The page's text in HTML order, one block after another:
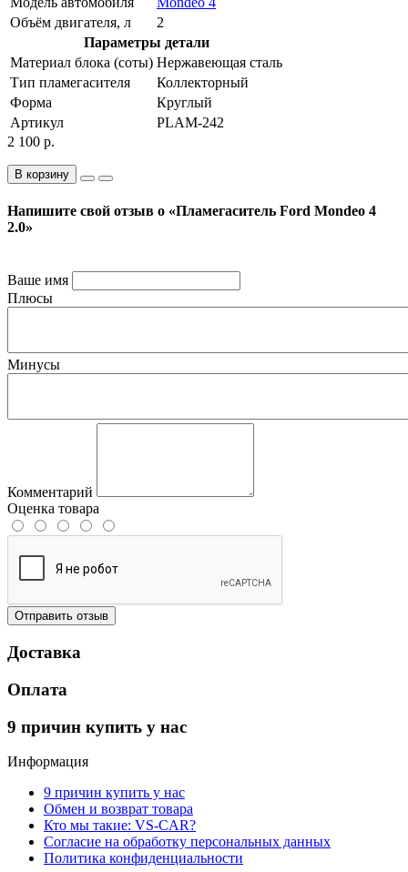
Объём двигателя, л
2
Параметры детали
Материал блока (соты) Нержавеющая сталь
Тип пламегасителя
Коллекторный
Форма
Круглый
Артикул
PLAM-242
2 100 р.
В корзину
Напишите свой отзыв о «Пламегаситель Ford Mondeo 4
2.0»
Ваше имя
Плюсы
Минусы
Комментарий
Оценка товара
Отправить отзыв
Доставка
Оплата
9 причин купить у нас
Информация
9 причин купить у нас
Обмен и возврат товара
Кто мы такие: VS-CAR?
Согласие на обработку персональных данных
Политика конфиденциальности